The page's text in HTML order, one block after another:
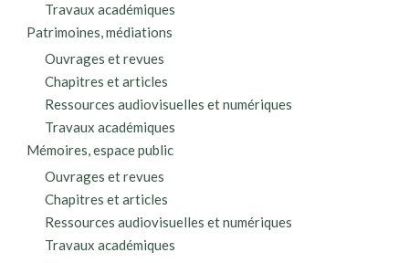
Travaux académiques
Patrimoines, médiations
Ouvrages et revues
Chapitres et articles
Ressources audiovisuelles et numériques
Travaux académiques
Mémoires, espace public
Ouvrages et revues
Chapitres et articles
Ressources audiovisuelles et numériques
Travaux académiques